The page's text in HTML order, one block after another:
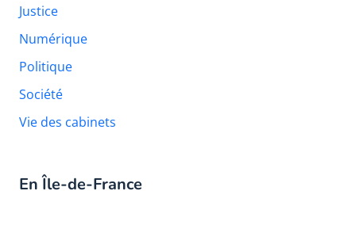
Justice
Numérique
Politique
Société
Vie des cabinets
En Île-de-France